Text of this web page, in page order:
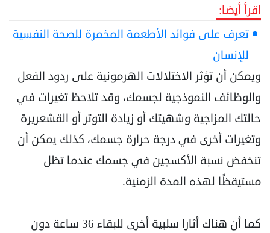
اقرأ أيضا:
تعرف على فوائد الأطعمة المخمرة للصحة النفسية
للإنسان
ويمكن أن تؤثر الاختلالات الهرمونية على ردود الفعل
والوظائف النموذجية لجسمك، وقد تلاحظ تغيرات في
حالتك المزاجية وشهيتك أو زيادة التوتر أو القشعريرة
وتغيرات أخرى في درجة حرارة جسمك، كذلك يمكن أن
تنخفض نسبة الأكسجين في جسمك عندما تظل
مستيقظًا لهذه المدة الزمنية.
كما أن هناك أثارا سلبية أخرى للبقاء 36 ساعة دون